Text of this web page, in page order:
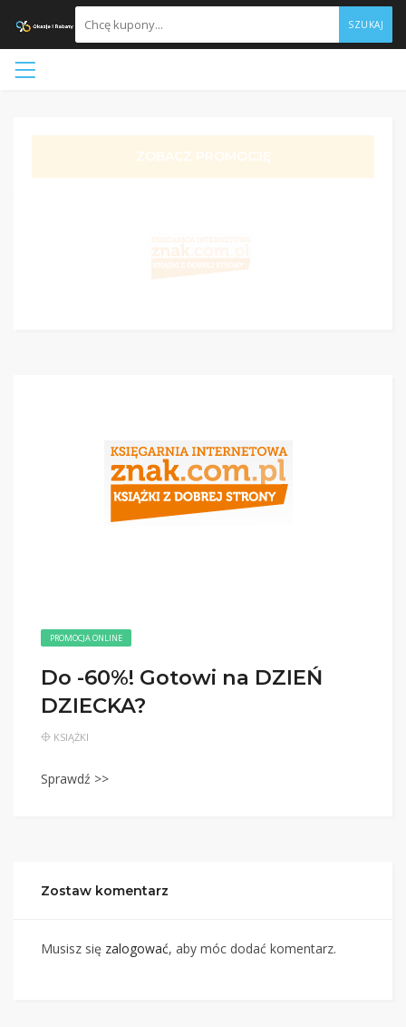
SZUKAJ
ZOBACZ PROMOCJĘ
PROMOCJA ONLINE
Do -60%! Gotowi na DZIEŃ
DZIECKA?
KSIĄŻKI
Sprawdź >>
Zostaw komentarz
Musisz się zalogować, aby móc dodać komentarz.